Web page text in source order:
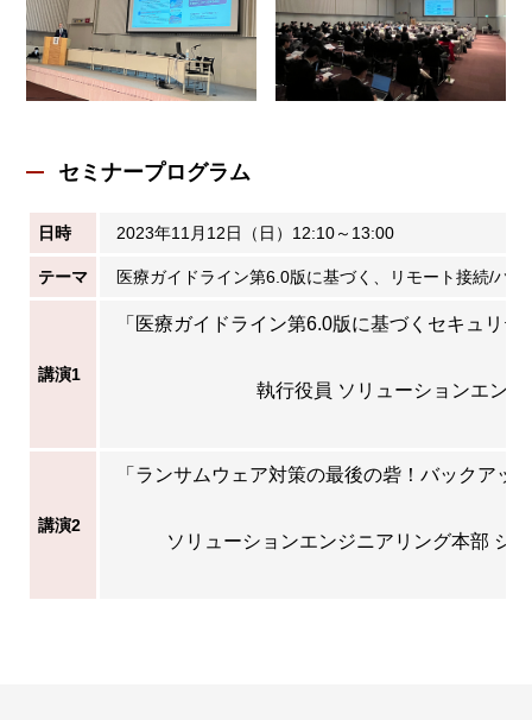
セミナープログラム
日時 2023年11月12日（日）12:10～13:00
テーマ 医療ガイドライン第6.0版に基づく、リモート接続/バ
講演1
「医療ガイドライン第6.0版に基づくセキュリテ
執行役員 ソリューションエン
講演2
「ランサムウェア対策の最後の砦！バックアッ
ソリューションエンジニアリング本部 シ